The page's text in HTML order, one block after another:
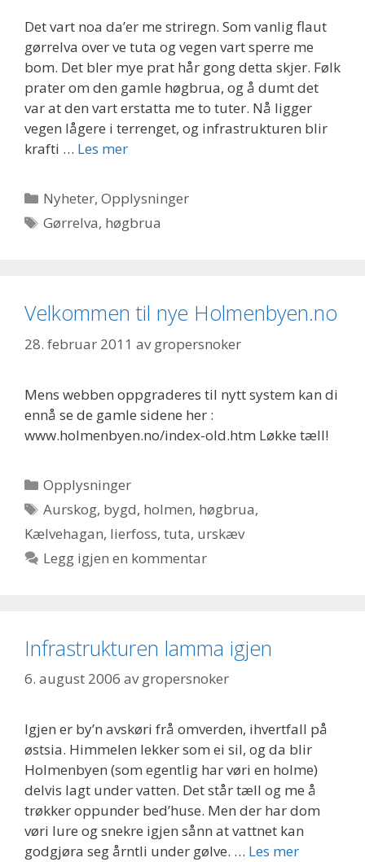
Det vart noa da’er me striregn. Som vanlig flaut
gørrelva over ve tuta og vegen vart sperre me
bom. Det bler mye prat hår gong detta skjer. Følk
prater om den gamle høgbrua, og å dumt det
var at den vart erstatta me to tuter. Nå ligger
vegen lågere i terrenget, og infrastrukturen blir
krafti … Les mer
Kategorier
Nyheter,Opplysninger
Stikkord
Gørrelva, høgbrua
Velkommen til nye Holmenbyen.no
28. februar 2011 avgropersnoker
Mens webben oppgraderes til nytt system kan di
ennå se de gamle sidene her :
www.holmenbyen.no/index-old.htm Løkke tæll!
Kategorier
Opplysninger
Stikkord
Aurskog, bygd, holmen, høgbrua,
Kælvehagan, lierfoss, tuta, urskæv
Legg igjen en kommentar
Infrastrukturen lamma igjen
6. august 2006 avgropersnoker
Igjen er by’n avskøri frå omverden, ihvertfall på
østsia. Himmelen lekker som ei sil, og da blir
Holmenbyen (som egentlig har vøri en holme)
delvis lagt under vatten. Det står tæll og me å
trøkker oppunder bed’huse. Men der har dom
vøri lure og snekre igjen sånn at vattnet kan
godgjøra seg årntli under gølve. … Les mer